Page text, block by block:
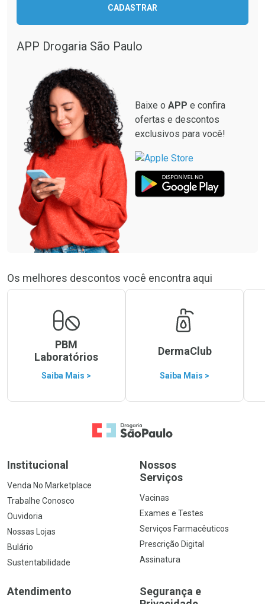
Comprar sem Desconto
Comprar sem Desconto
Comprar sem Desconto
Comprar sem Desconto
CADASTRAR
APP Drogaria São Paulo
Baixe o APP e confira
ofertas e descontos
exclusivos para você!
Os melhores descontos você encontra aqui
PBM
Laboratórios
Saiba Mais >
DermaClub
Saiba Mais >
Ir para a Home
Institucional
Venda No Marketplace
Trabalhe Conosco
Ouvidoria
Nossas Lojas
Bulário
Sustentabilidade
Nossos
Serviços
Vacinas
Exames e Testes
Serviços Farmacêuticos
Prescrição Digital
Assinatura
Atendimento
Segurança e